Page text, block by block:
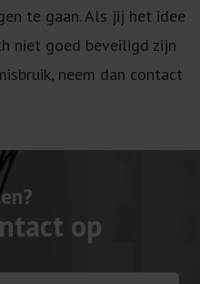
te gaan. Als jij het idee
niet goed beveiligd zijn
neem dan contact
op